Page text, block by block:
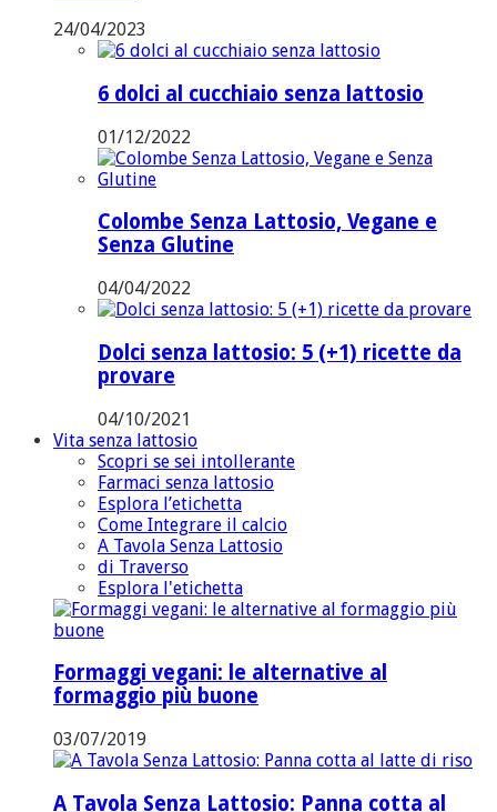
24/04/2023
6 dolci al cucchiaio senza lattosio
01/12/2022
Colombe Senza Lattosio, Vegane e
Senza Glutine
04/04/2022
Dolci senza lattosio: 5 (+1) ricette da
provare
04/10/2021
Vita senza lattosio
Scopri se sei intollerante
Farmaci senza lattosio
Esplora l’etichetta
Come Integrare il calcio
A Tavola Senza Lattosio
di Traverso
Esplora l'etichetta
Formaggi vegani: le alternative al
formaggio più buone
03/07/2019
A Tavola Senza Lattosio: Panna cotta al